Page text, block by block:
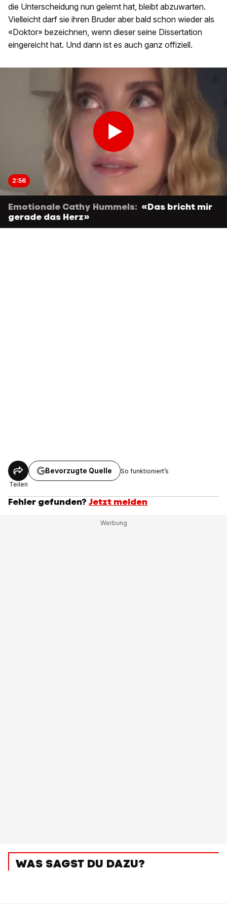
die Unterscheidung nun gelernt hat, bleibt abzuwarten.
Vielleicht darf sie ihren Bruder aber bald schon wieder als
«Doktor» bezeichnen, wenn dieser seine Dissertation
eingereicht hat. Und dann ist es auch ganz offiziell.
2:56
Emotionale Cathy Hummels: «Das bricht mir
gerade das Herz»
Teilen
Bevorzugte Quelle So funktioniert’s
Fehler gefunden? Jetzt melden
WAS SAGST DU DAZU?